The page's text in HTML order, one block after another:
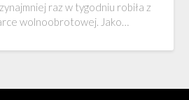
raz w tygodniu robiła z
wolnoobrotowej. Jako…